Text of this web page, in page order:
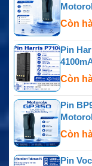
Còn
Pin
Còn
Pin
Còn
Pin